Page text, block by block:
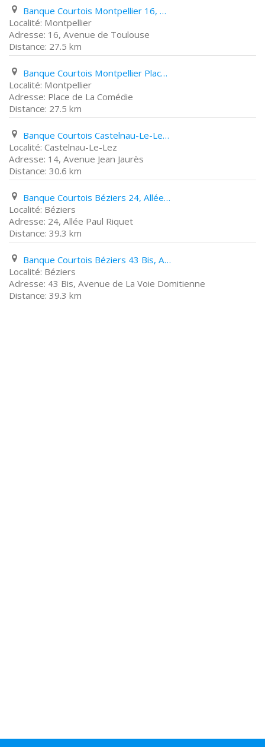
Banque Courtois Montpellier 16, Avenue de Toulouse
Montpellier
16, Avenue de Toulouse
27.5 km
Banque Courtois Montpellier Place de La Comédie
Montpellier
Place de La Comédie
27.5 km
Banque Courtois Castelnau-Le-Lez 14, Avenue Jean Jaurès
Castelnau-Le-Lez
14, Avenue Jean Jaurès
30.6 km
Banque Courtois Béziers 24, Allée Paul Riquet
Béziers
24, Allée Paul Riquet
39.3 km
Banque Courtois Béziers 43 Bis, Avenue de La Voie Domitienne
Béziers
43 Bis, Avenue de La Voie Domitienne
39.3 km